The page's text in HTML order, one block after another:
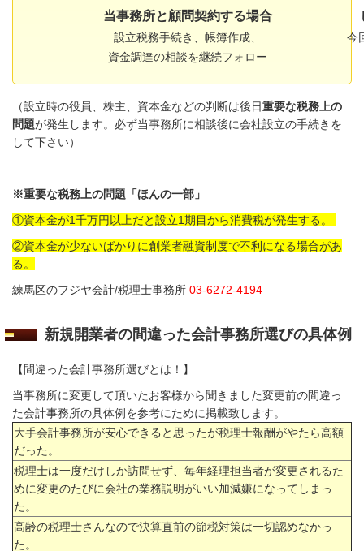
当事務所と顧問契約する場合
設立税務手続き、帳簿作成、
資金調達の相談を継続フォロー
今
（設立時の役員、株主、資本金などの判断は後日重要な税務上の
問題が発生します。必ず当事務所に相談後に会社設立の手続きを
して下さい）
※重要な税務上の問題「ほんの一部」
①資本金が1千万円以上だと設立1期目から消費税が発生する。
②資本金が少ないばかりに創業者融資制度で不利になる場合があ
る。
練馬区のフジヤ会計/税理士事務所 03-6272-4194
新規開業者の間違った会計事務所選びの具体例
【間違った会計事務所選びとは！】
当事務所に変更して頂いたお客様から聞きました変更前の間違っ
た会計事務所の具体例を参考にために掲載致します。
大手会計事務所が安心できると思ったが税理士報酬がやたら高額
だった。
税理士は一度だけしか訪問せず、毎年経理担当者が変更されるた
めに変更のたびに会社の業務説明がいい加減嫌になってしまっ
た。
高齢の税理士さんなので決算直前の節税対策は一切認めなかっ
た。